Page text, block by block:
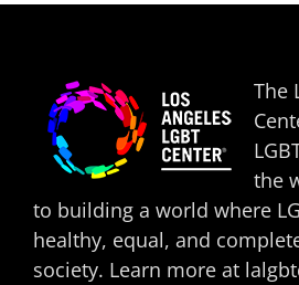
The
the
to building a world where
healthy, equal, and
society. Learn more at